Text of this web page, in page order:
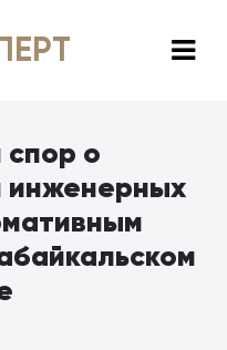
о
инженерных